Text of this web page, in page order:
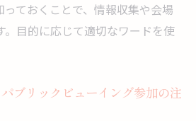
っておくことで、情報収集や会場
。目的に応じて適切なワードを使
ブリックビューイング参加の注